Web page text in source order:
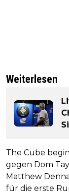
Weiterlesen
The Cube
gegen Dom
Matthew
für die erste